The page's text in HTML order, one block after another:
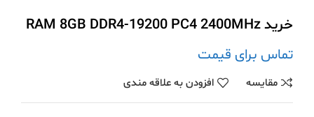
خرید RAM 8GB DDR4-19200 PC4 2400MHz
تماس برای قیمت
مقايسه افزودن به علاقه مندی